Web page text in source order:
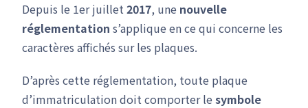
Depuis le 1er juillet2017, une nouvelle
réglementation s’applique en ce qui concerne les
caractères affichés sur les plaques.
D’après cette réglementation, toute plaque
d’immatriculation doit comporter le symbole